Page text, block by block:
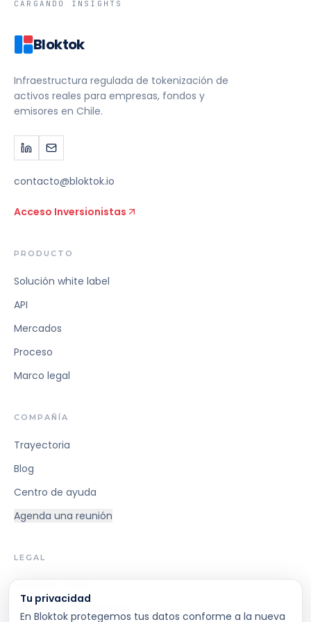
CARGANDO INSIGHTS
Bloktok
Infraestructura regulada de tokenización de
activos reales para empresas, fondos y
emisores en Chile.
contacto@bloktok.io
Acceso Inversionistas
PRODUCTO
Solución white label
API
Mercados
Proceso
Marco legal
COMPAÑÍA
Trayectoria
Blog
Centro de ayuda
Agenda una reunión
LEGAL
Términos y Condiciones
Tu privacidad
En Bloktok protegemos tus datos conforme a la nueva